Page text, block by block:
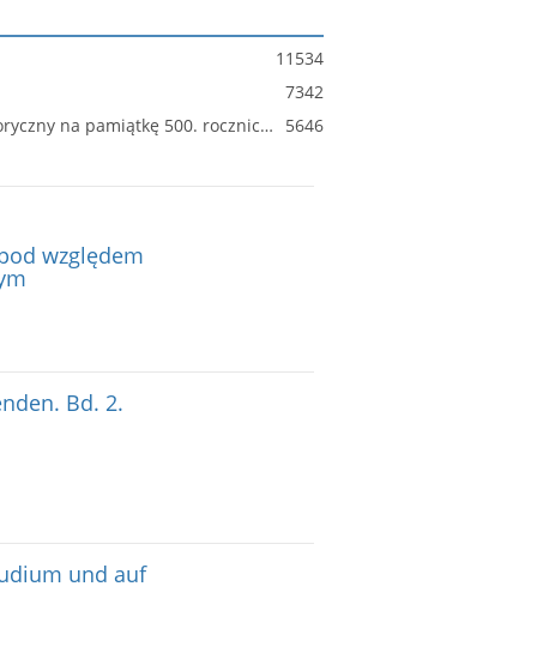
11534
7342
Katedra niegdyś kollegiata w Tarnowie wraz z krótką wzmianką o innych kościołach tarnowskich : szkic historyczny na pamiątkę 500. rocznicy istnienia tegoż kościoła
5646
względem
Bd. 2.
und auf